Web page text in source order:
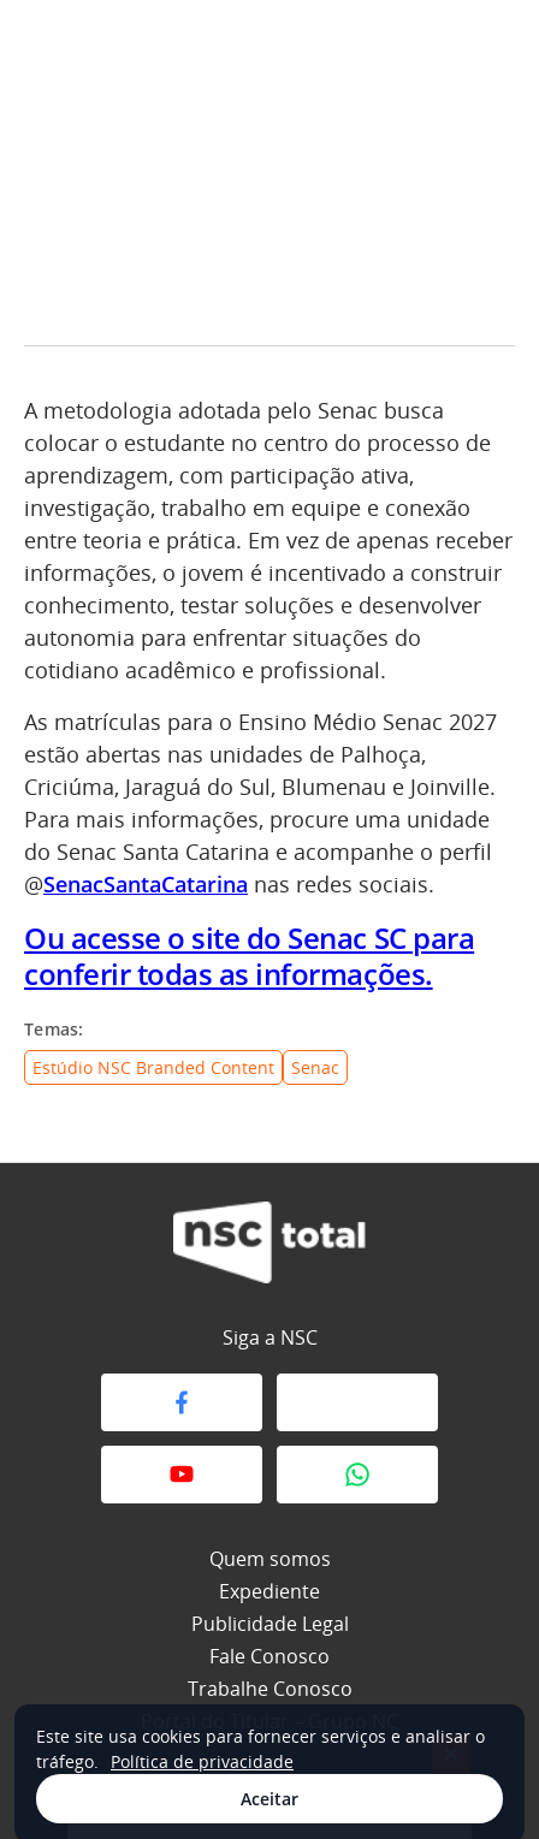
A metodologia adotada pelo Senac busca
colocar o estudante no centro do processo de
aprendizagem, com participação ativa,
investigação, trabalho em equipe e conexão
entre teoria e prática. Em vez de apenas receber
informações, o jovem é incentivado a construir
conhecimento, testar soluções e desenvolver
autonomia para enfrentar situações do
cotidiano acadêmico e profissional.
As matrículas para o Ensino Médio Senac 2027
estão abertas nas unidades de Palhoça,
Criciúma, Jaraguá do Sul, Blumenau e Joinville.
Para mais informações, procure uma unidade
do Senac Santa Catarina e acompanhe o perfil
@SenacSantaCatarina nas redes sociais.
Ou acesse o site do Senac SC para
conferir todas as informações.
Temas:
Estúdio NSC Branded Content
Senac
Siga a NSC
Quem somos
Expediente
Publicidade Legal
Fale Conosco
Trabalhe Conosco
© 2026 NSC Total. Todos os direitos reservados.
Este site usa cookies para fornecer serviços e analisar o
tráfego.
Política de privacidade
Aceitar